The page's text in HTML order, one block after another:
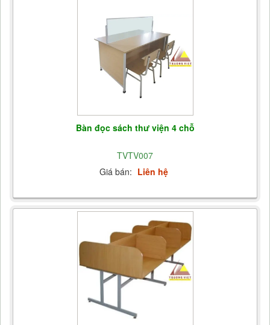
Bàn đọc sách thư viện 4 chỗ
TVTV007
Giá bán: Liên hệ